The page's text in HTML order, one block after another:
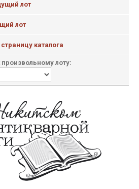
лот
лот
каталога
лоту: